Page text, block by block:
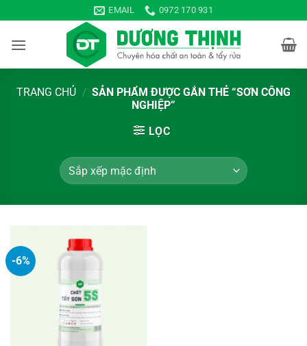
qua
nội
EMAIL 0972 170 931
TRANG CHỦ / SẢN PHẨM ĐƯỢC GẮN THẺ “SƠN CÔNG
NGHIỆP”
LỌC
-6%